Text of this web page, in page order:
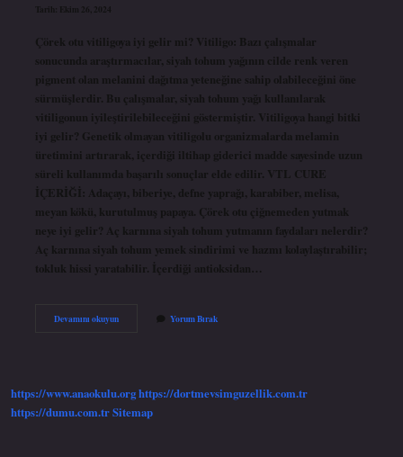
Tarih: Ekim 26, 2024
Çörek otu vitiligoya iyi gelir mi? Vitiligo: Bazı çalışmalar
sonucunda araştırmacılar, siyah tohum yağının cilde renk veren
pigment olan melanini dağıtma yeteneğine sahip olabileceğini öne
sürmüşlerdir. Bu çalışmalar, siyah tohum yağı kullanılarak
vitiligonun iyileştirilebileceğini göstermiştir. Vitiligoya hangi bitki
iyi gelir? Genetik olmayan vitiligolu organizmalarda melamin
üretimini artırarak, içerdiği iltihap giderici madde sayesinde uzun
süreli kullanımda başarılı sonuçlar elde edilir. VTL CURE
İÇERİĞİ: Adaçayı, biberiye, defne yaprağı, karabiber, melisa,
meyan kökü, kurutulmuş papaya. Çörek otu çiğnemeden yutmak
neye iyi gelir? Aç karnına siyah tohum yutmanın faydaları nelerdir?
Aç karnına siyah tohum yemek sindirimi ve hazmı kolaylaştırabilir;
tokluk hissi yaratabilir. İçerdiği antioksidan…
Devamını okuyunÇörek
Mi
Yorum Bırak
https://www.anaokulu.orghttps://dortmevsimguzellik.com.tr
https://dumu.com.trSitemap